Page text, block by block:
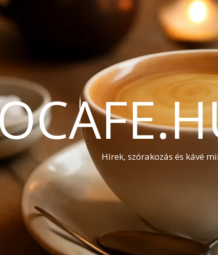
Hírek, szórakozás és kávé